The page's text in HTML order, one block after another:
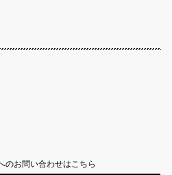
お問い合わせはこちら